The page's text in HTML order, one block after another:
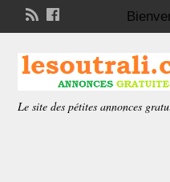
Le site des pétites annonces